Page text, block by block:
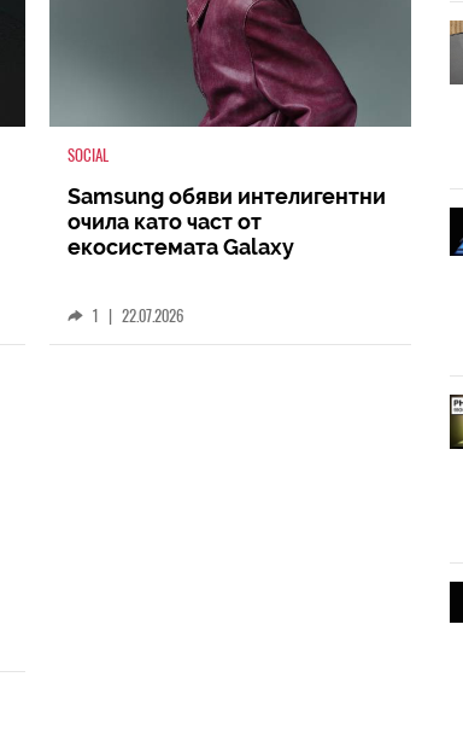
SOCIAL
Samsung обяви интелигентни
очила като част от
екосистемата Galaxy
1 | 22.07.2026